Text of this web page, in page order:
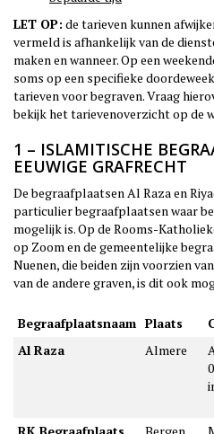
LET OP: de tarieven kunnen
vermeld is afhankelijk van de
maken en wanneer. Op een
soms op een specifieke
tarieven voor begraven. Vraag
bekijk het tarievenoverzicht op de
1 – ISLAMITISCHE
EEUWIGE GRAFRECHT
De begraafplaatsen Al Raza en
particulier begraafplaatsen waar
mogelijk is. Op de Rooms-
op Zoom en de gemeentelijke
Nuenen, die beiden zijn voorzien
van de andere graven, is dit ook
Begraafplaatsnaam Plaats
Al Raza
Almere